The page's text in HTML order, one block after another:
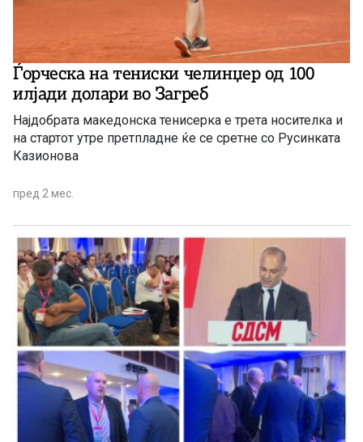
Ѓорческа на тениски челинџер од 100
илјади долари во Загреб
Најдобрата македонска тенисерка е трета носителка и
на стартот утре претпладне ќе се сретне со Русинката
Казионова
пред 2 мес.